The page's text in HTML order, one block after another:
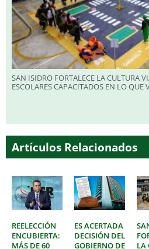
SAN ISIDRO FORTALECE LA CULTURA
ESCOLARES CAPACITADOS EN LO QUE
Artículos Relacionados
REELECCIÓN
ENCUBIERTA:
MÁS DE 60
ES ACERTADA
DECISIÓN DEL
GOBIERNO DE
LA